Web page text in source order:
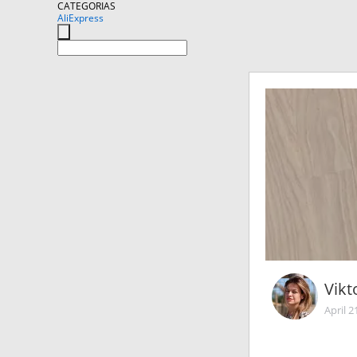
CATEGORIAS
AliExpress
April